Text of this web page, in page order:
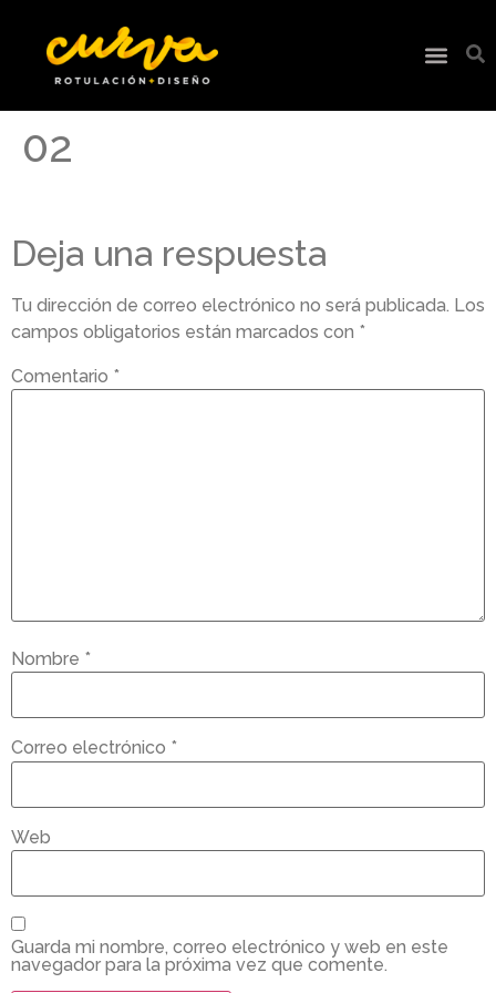
02
Deja una respuesta
Tu dirección de correo electrónico no será publicada. Los
campos obligatorios están marcados con *
Comentario *
Nombre *
Correo electrónico *
Web
Guarda mi nombre, correo electrónico y web en este
navegador para la próxima vez que comente.